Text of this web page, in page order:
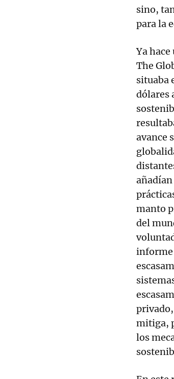
sino,
para la
Ya
The
situaba
dólares
avance
manto
del
informe
mitiga,
los